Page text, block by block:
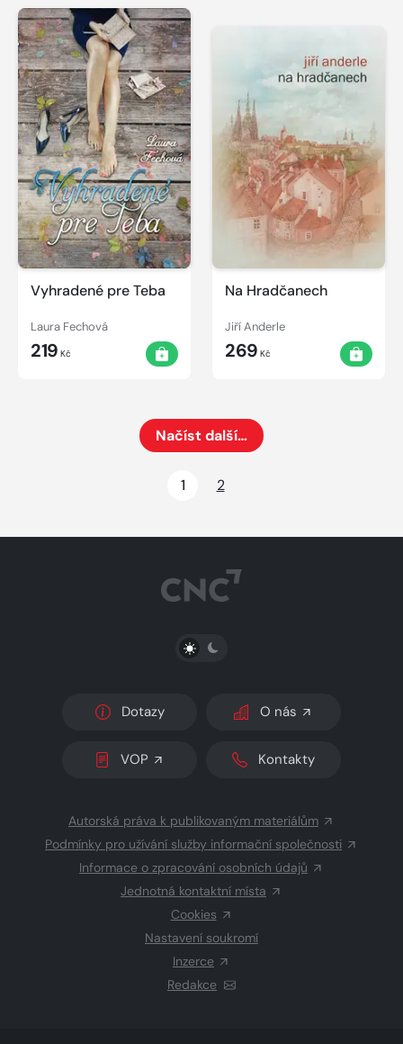
Vyhradené pre Teba
Laura Fechová
219 Kč
Na Hradčanech
Jiří Anderle
269 Kč
Načíst další…
1
2
PŘEPNOUT SVĚTLÝ/TMAVÝ REŽIM
Dotazy O nás
VOP Kontakty
Autorská práva k publikovaným materiálům
Podmínky pro užívání služby informační společnosti
Informace o zpracování osobních údajů
Jednotná kontaktní místa
Cookies
Nastavení soukromí
Inzerce
Redakce